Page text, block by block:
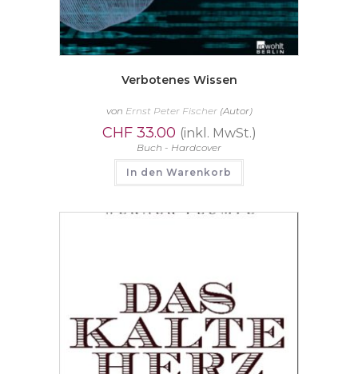
Verbotenes Wissen
von Ernst Peter Fischer(Autor)
CHF33.00 (inkl. MwSt.)
Buch - Hardcover
In den Warenkorb